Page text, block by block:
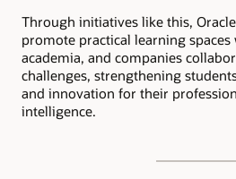
Through initiatives like this,
promote practical learning spaces
academia, and companies
challenges, strengthening
and innovation for their
intelligence.